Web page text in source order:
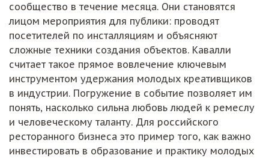
сообщество в течение месяца. Они становятся
лицом мероприятия для публики: проводят
посетителей по инсталляциям и объясняют
сложные техники создания объектов. Кавалли
считает такое прямое вовлечение ключевым
инструментом удержания молодых креативщиков
в индустрии. Погружение в событие позволяет им
понять, насколько сильна любовь людей к ремеслу
и человеческому таланту. Для российского
ресторанного бизнеса это пример того, как важно
инвестировать в образование и практику молодых